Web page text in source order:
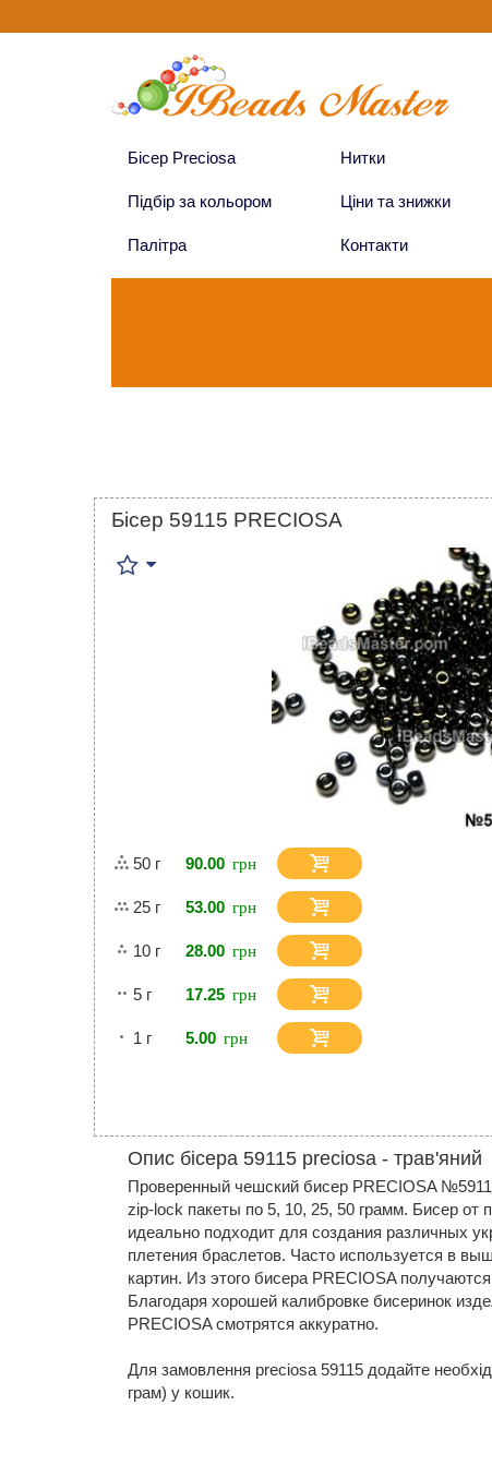
Бісер Preciosa Нитки
Підбір за кольором Ціни та знижки
Палітра Контакти
Бісер 59115 PRECIOSA
50 г 90.00
25 г 53.00
10 г 28.00
5 г 17.25
1 г 5.00
Опис бісера 59115 preciosa - трав'яний
Проверенный чешский бисер PRECIOSA
zip-lock пакеты по 5, 10, 25, 50 грамм. Бисер от
идеально подходит для создания различных
плетения браслетов. Часто используется в
картин. Из этого бисера PRECIOSA
Благодаря хорошей калибровке бисеринок
PRECIOSA смотрятся аккуратно.
Для замовлення preciosa 59115 додайте
грам) у кошик.